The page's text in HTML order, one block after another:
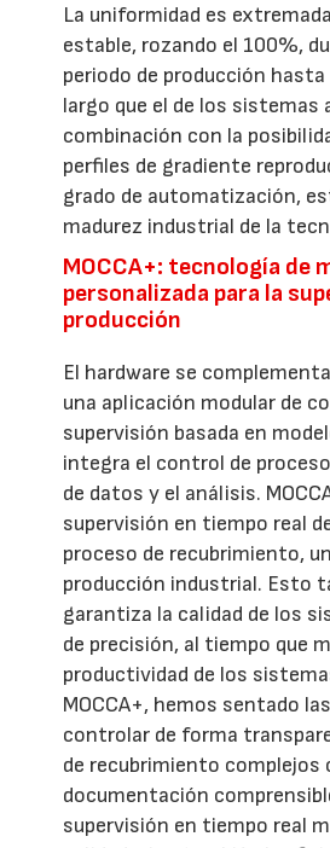
La uniformidad es
estable, rozando el 100%,
periodo de producción
largo que el de los sistemas
combinación con la
perfiles de gradiente
grado de automatización,
madurez industrial de la
MOCCA+: tecnología de
personalizada para la
producción
El hardware se
una aplicación modular de
supervisión basada en
integra el control de
de datos y el análisis.
supervisión en tiempo real
proceso de recubrimiento,
producción industrial. Esto
garantiza la calidad de los
de precisión, al tiempo que
productividad de los
MOCCA+, hemos sentado
controlar de forma
de recubrimiento complejos
documentación
supervisión en tiempo real